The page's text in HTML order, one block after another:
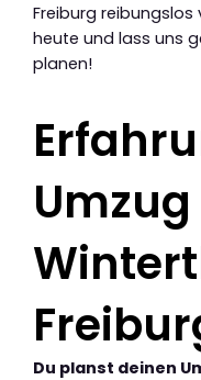
Freiburg
heute und lass uns
planen!
Du planst deinen